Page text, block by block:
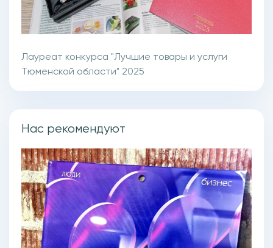
Лауреат конкурса "Лучшие товары и услуги
Тюменской области" 2025
Нас рекомендуют